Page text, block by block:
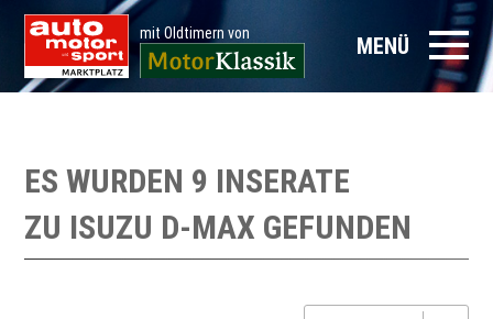
mit Oldtimern von MENÜ
ES WURDEN 9 INSERATE
ZU ISUZU D-MAX GEFUNDEN